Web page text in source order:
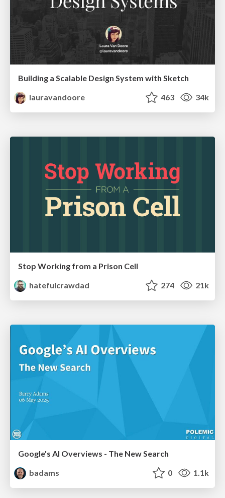
Building a Scalable Design System with Sketch
lauravandoore
463 34k
Stop Working from a Prison Cell
hatefulcrawdad
274 21k
Google's AI Overviews - The New Search
badams
0 1.1k